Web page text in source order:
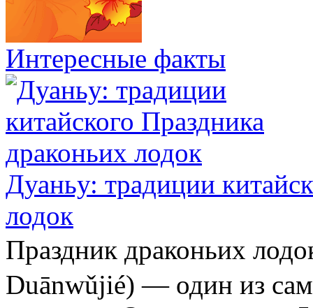
Интересные факты
Дуаньу: традиции
лодок
Праздник драконьих
Duānwǔjié) — один из